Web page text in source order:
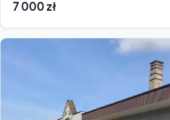
7 000 zł